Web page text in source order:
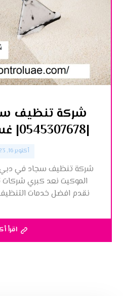
شركة تنظيف
|0545307678| غسيل الموكيت
أكتوبر 16, 2023
الموكيت نعد كبري
نقدم افضل خدمات
اقرأ